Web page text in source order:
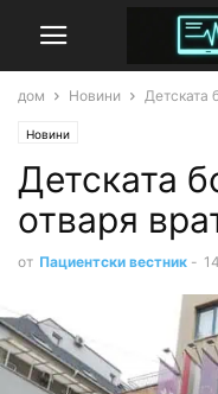
дом Новини Детската
Новини
Детската
отваря
от Пациентски вестник -